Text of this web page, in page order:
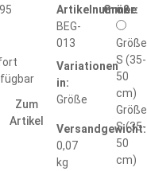
Zum
Artikel
Artikelnummer:
BEG-
013
Variationen
in:
Größe
Versandgewicht:
0,07
kg
Größe
Größe
S (35-
50
cm)
Größe
S (35-
50
cm)